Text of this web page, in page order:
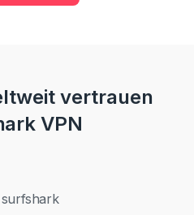
vertrauen
VPN